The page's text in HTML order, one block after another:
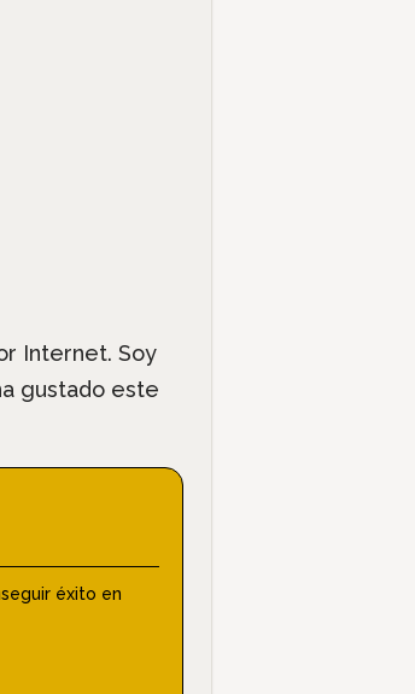
Internet. Soy
gustado este
éxito en